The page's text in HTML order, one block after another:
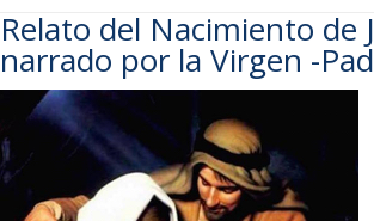
Relato del Nacimiento de
narrado por la Virgen -